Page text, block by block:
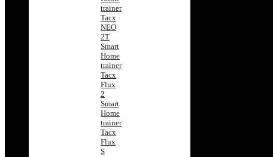
trainer
Tacx
NEO
2T
Smart
Home
trainer
Tacx
Flux
2
Smart
Home
trainer
Tacx
Flux
S